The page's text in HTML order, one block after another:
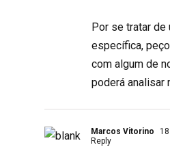
Por se tratar de
específica,
com algum de
poderá analisar
Marcos Vitorino
Reply